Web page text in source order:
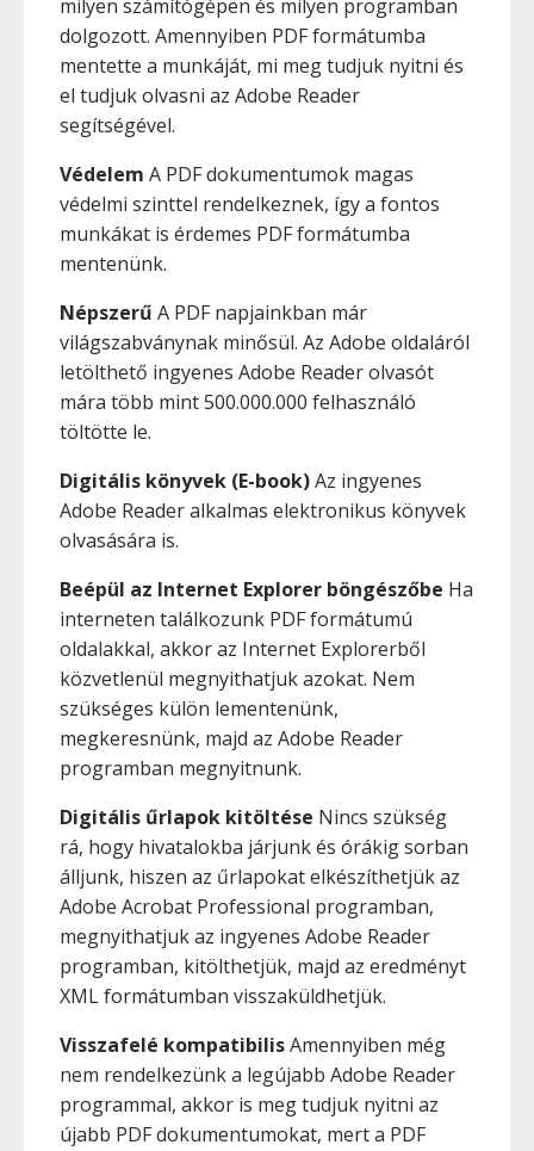
milyen számítógépen és milyen programban
dolgozott. Amennyiben PDF formátumba
mentette a munkáját, mi meg tudjuk nyitni és
el tudjuk olvasni az Adobe Reader
segítségével.
Védelem A PDF dokumentumok magas
védelmi szinttel rendelkeznek, így a fontos
munkákat is érdemes PDF formátumba
mentenünk.
Népszerű A PDF napjainkban már
világszabványnak minősül. Az Adobe oldaláról
letölthető ingyenes Adobe Reader olvasót
mára több mint 500.000.000 felhasználó
töltötte le.
Digitális könyvek (E-book)Az ingyenes
Adobe Reader alkalmas elektronikus könyvek
olvasására is.
Beépül az Internet Explorer böngészőbe Ha
interneten találkozunk PDF formátumú
oldalakkal, akkor az Internet Explorerből
közvetlenül megnyithatjuk azokat. Nem
szükséges külön lementenünk,
megkeresnünk, majd az Adobe Reader
programban megnyitnunk.
Digitális űrlapok kitöltése Nincs szükség
rá, hogy hivatalokba járjunk és órákig sorban
álljunk, hiszen az űrlapokat elkészíthetjük az
Adobe Acrobat Professional programban,
megnyithatjuk az ingyenes Adobe Reader
programban, kitölthetjük, majd az eredményt
XML formátumban visszaküldhetjük.
Visszafelé kompatibilisAmennyiben még
nem rendelkezünk a legújabb Adobe Reader
programmal, akkor is meg tudjuk nyitni az
újabb PDF dokumentumokat, mert a PDF